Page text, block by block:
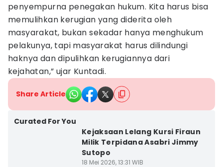
penyempurna penegakan hukum. Kita harus bisa
memulihkan kerugian yang diderita oleh
masyarakat, bukan sekadar hanya menghukum
pelakunya, tapi masyarakat harus dilindungi
haknya dan dipulihkan kerugiannya dari
kejahatan,” ujar Kuntadi.
Share Article
Curated For You
Kejaksaan Lelang Kursi Firaun
Milik Terpidana Asabri Jimmy
Sutopo
18 Mei 2026, 13:31 WIB